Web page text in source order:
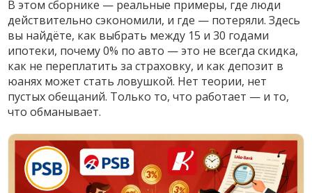
В этом сборнике — реальные примеры, где люди
действительно сэкономили, и где — потеряли. Здесь
вы найдёте, как выбрать между 15 и 30 годами
ипотеки, почему 0% по авто — это не всегда скидка,
как не переплатить за страховку, и как депозит в
юанях может стать ловушкой. Нет теории, нет
пустых обещаний. Только то, что работает — и то,
что обманывает.